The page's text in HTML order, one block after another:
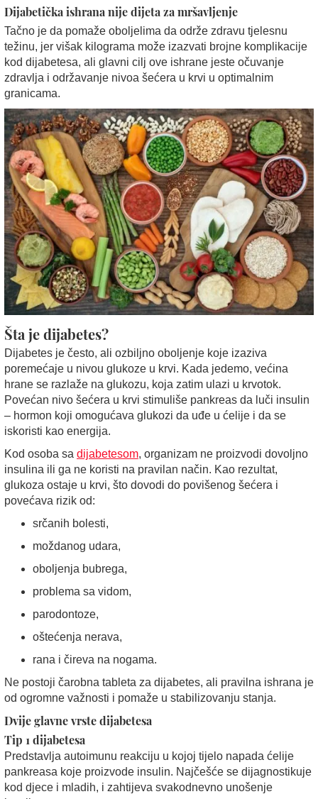
Dijabetička ishrana nije dijeta za mršavljenje
Tačno je da pomaže oboljelima da održe zdravu tjelesnu
težinu, jer višak kilograma može izazvati brojne komplikacije
kod dijabetesa, ali glavni cilj ove ishrane jeste očuvanje
zdravlja i održavanje nivoa šećera u krvi u optimalnim
granicama.
Šta je dijabetes?
Dijabetes je često, ali ozbiljno oboljenje koje izaziva
poremećaje u nivou glukoze u krvi. Kada jedemo, većina
hrane se razlaže na glukozu, koja zatim ulazi u krvotok.
Povećan nivo šećera u krvi stimuliše pankreas da luči insulin
– hormon koji omogućava glukozi da uđe u ćelije i da se
iskoristi kao energija.
Kod osoba sa dijabetesom, organizam ne proizvodi dovoljno
insulina ili ga ne koristi na pravilan način. Kao rezultat,
glukoza ostaje u krvi, što dovodi do povišenog šećera i
povećava rizik od:
srčanih bolesti,
moždanog udara,
oboljenja bubrega,
problema sa vidom,
parodontoze,
oštećenja nerava,
rana i čireva na nogama.
Ne postoji čarobna tableta za dijabetes, ali pravilna ishrana je
od ogromne važnosti i pomaže u stabilizovanju stanja.
Dvije glavne vrste dijabetesa
Tip 1 dijabetesa
Predstavlja autoimunu reakciju u kojoj tijelo napada ćelije
pankreasa koje proizvode insulin. Najčešće se dijagnostikuje
kod djece i mladih, i zahtijeva svakodnevno unošenje